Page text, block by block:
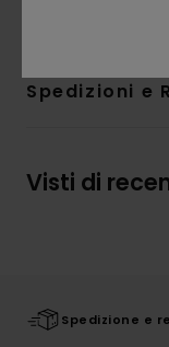
Spedizioni e
Visti di
Spedizione e